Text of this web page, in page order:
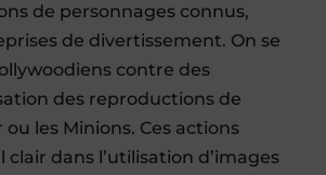
de personnages connus,
de divertissement. On se
contre des
des reproductions de
les Minions. Ces actions
dans l’utilisation d’images